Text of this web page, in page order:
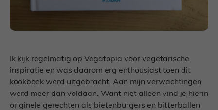
Ik kijk regelmatig op Vegatopia voor vegetarische
inspiratie en was daarom erg enthousiast toen dit
kookboek werd uitgebracht. Aan mijn verwachtingen
werd meer dan voldaan. Want niet alleen vind je hierin
originele gerechten als bietenburgers en bitterballen